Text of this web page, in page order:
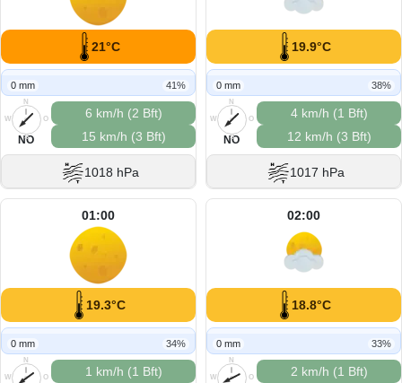
21°C
0 mm 41%
N
O
S
W
NO
6 km/h (2 Bft)
15 km/h (3 Bft)
1018 hPa
19.9°C
0 mm 38%
N
O
S
W
NO
4 km/h (1 Bft)
12 km/h (3 Bft)
1017 hPa
01:00
19.3°C
0 mm 34%
N
O
W
1 km/h (1 Bft)
02:00
18.8°C
0 mm 33%
N
O
W
2 km/h (1 Bft)